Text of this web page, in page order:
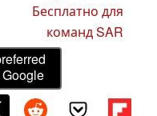
Бесплатно для
команд SAR